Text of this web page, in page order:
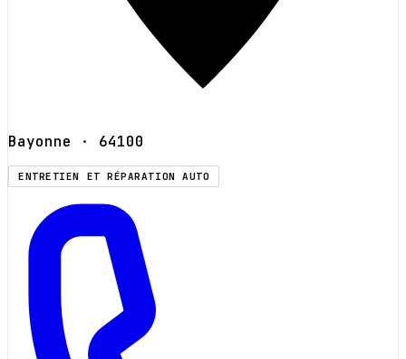
Bayonne · 64100
ENTRETIEN ET RÉPARATION AUTO